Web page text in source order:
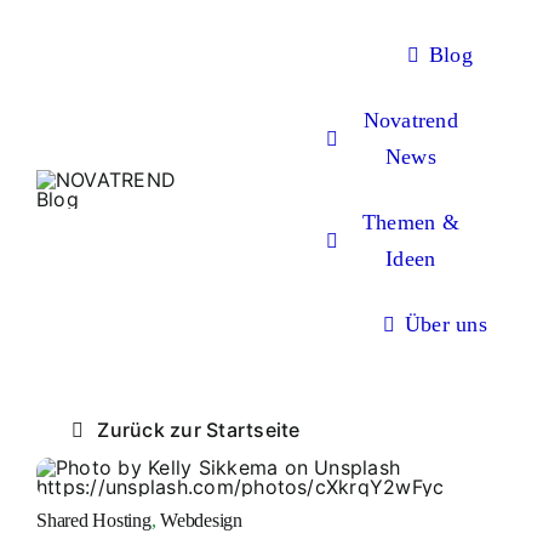
Blog
Novatrend
News
Themen &
Ideen
Über uns
Zurück zur Startseite
Shared Hosting,Webdesign